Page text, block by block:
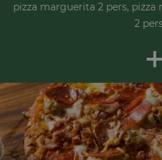
pizza marguerita 2 pers, pizza
2
+